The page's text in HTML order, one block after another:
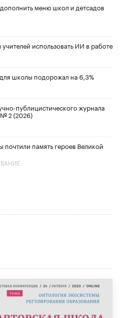
меню школ и детсадов
использовать ИИ в работе
школы подорожал на 6,3%
публицистического журнала
№ 2 (2026)
память героев Великой